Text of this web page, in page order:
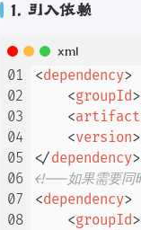
1. 引入依赖
xml
01
02
03
04
05
06
07
08
<dependency>
<groupId>
<
<version>
</dependency>
<!--如果需要同
<dependency>
<groupId>